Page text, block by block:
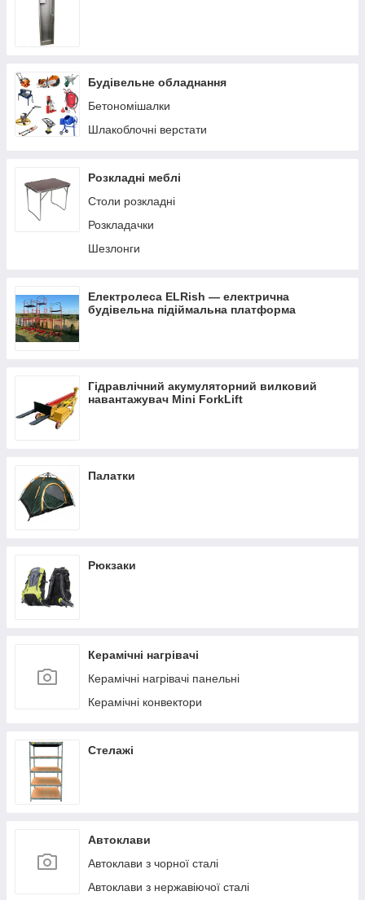
Будівельне обладнання
Бетономішалки
Шлакоблочні верстати
Розкладні меблі
Столи розкладні
Розкладачки
Шезлонги
Електролеса ELRish — електрична
будівельна підіймальна платформа
Гідравлічний акумуляторний вилковий
навантажувач Mini ForkLift
Палатки
Рюкзаки
Керамічні нагрівачі
Керамічні нагрівачі панельні
Керамічні конвектори
Стелажі
Автоклави
Автоклави з чорної сталі
Автоклави з нержавіючої сталі